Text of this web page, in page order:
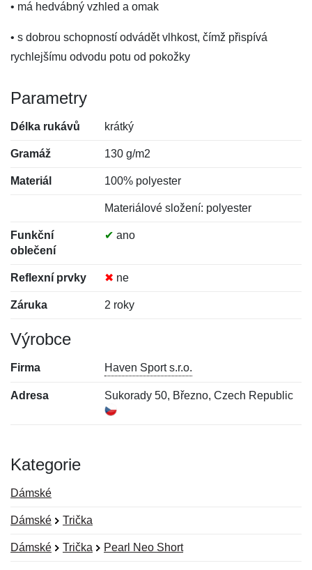
• má hedvábný vzhled a omak
• s dobrou schopností odvádět vlhkost, čímž přispívá
rychlejšímu odvodu potu od pokožky
Parametry
Délka rukávů krátký
Gramáž 130 g/m2
Materiál 100% polyester
Materiálové složení: polyester
Funkční
oblečení
✔ ano
Reflexní prvky ✖ ne
Záruka 2 roky
Výrobce
Firma Haven Sport s.r.o.
Adresa Sukorady 50, Březno, Czech Republic
Kategorie
Dámské
Dámské Trička
Dámské Trička Pearl Neo Short